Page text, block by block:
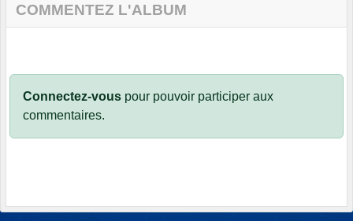
COMMENTEZ L'ALBUM
Connectez-vous pour pouvoir participer aux
commentaires.